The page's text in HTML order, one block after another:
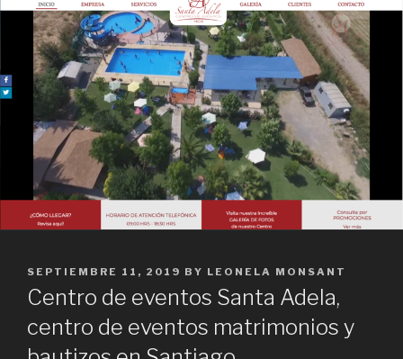
POSTED
ON
SEPTIEMBRE 11, 2019 BY LEONELA MONSANT
Centro de eventos Santa Adela,
centro de eventos matrimonios y